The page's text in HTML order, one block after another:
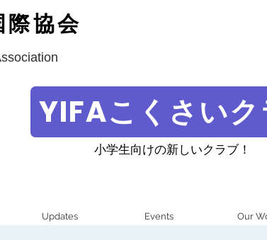
際協会
YIFAこくさい
小学生向けの新しいクラブ！
Updates Events Our